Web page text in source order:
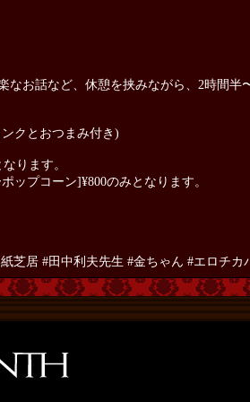
なお話など、休憩を挟みながら、2時間半
クとおつまみ付き)
ります。
ップコーン]¥800のみとなります。
芝居 #田中利夫先生 #金ちゃん #エロチカ